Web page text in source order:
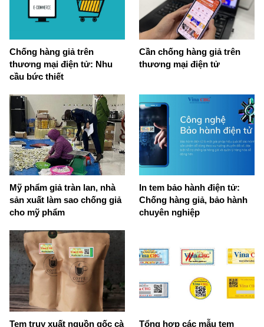
Chống hàng giả trên
thương mại điện tử: Nhu
cầu bức thiết
Cần chống hàng giả trên
thương mại điện tử
Mỹ phẩm giả tràn lan, nhà
sản xuất làm sao chống giả
cho mỹ phẩm
In tem bảo hành điện tử:
Chống hàng giả, bảo hành
chuyên nghiệp
Tem truy xuất nguồn gốc cà
Tổng hợp các mẫu tem